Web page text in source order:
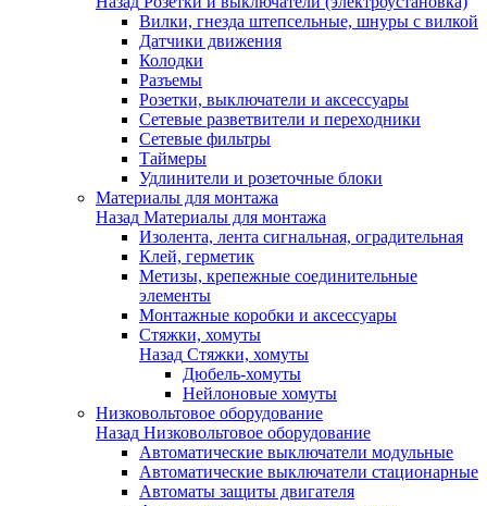
Вилки, гнезда штепсельные, шнуры с вилкой
Датчики движения
Колодки
Разъемы
Розетки, выключатели и аксессуары
Сетевые разветвители и переходники
Сетевые фильтры
Таймеры
Удлинители и розеточные блоки
Материалы для монтажа
Назад Материалы для монтажа
Изолента, лента сигнальная, оградительная
Клей, герметик
Метизы, крепежные соединительные
элементы
Монтажные коробки и аксессуары
Стяжки, хомуты
Назад Стяжки, хомуты
Дюбель-хомуты
Нейлоновые хомуты
Низковольтовое оборудование
Назад Низковольтовое оборудование
Автоматические выключатели модульные
Автоматические выключатели стационарные
Автоматы защиты двигателя